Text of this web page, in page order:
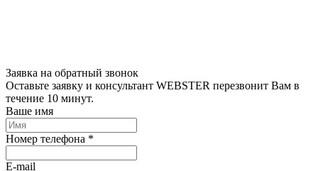
Заявка на обратный звонок
Оставьте заявку и консультант WEBSTER перезвонит Вам в
течение 10 минут.
Ваше имя
Номер телефона *
E-mail